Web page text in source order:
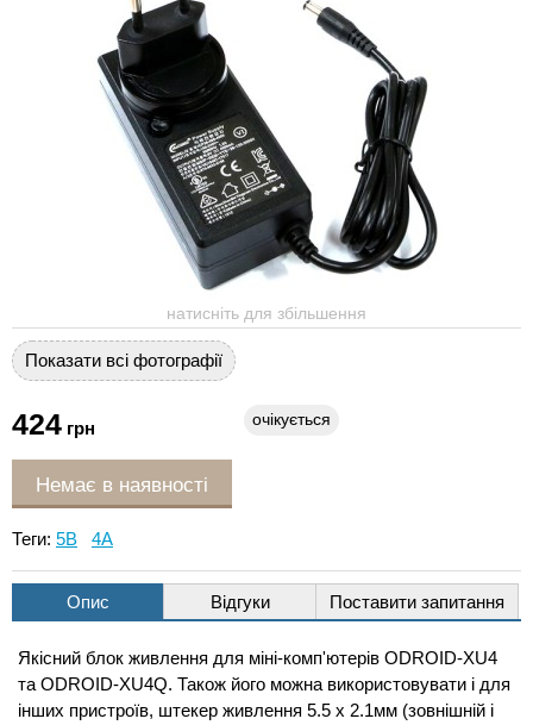
натисніть для збільшення
Показати всі фотографії
424 грн очікується
Немає в наявності
Теги: 5В 4А
Опис Відгуки Поставити запитання
Якісний блок живлення для міні-комп'ютерів ODROID-XU4
та ODROID-XU4Q. Також його можна використовувати і для
інших пристроїв, штекер живлення 5.5 x 2.1мм (зовнішній і